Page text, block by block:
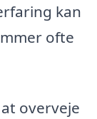
kan
ofte
overveje